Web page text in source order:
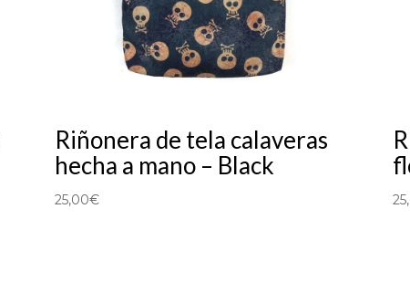
Riñonera de tela calaveras
hecha a mano – Black
25,00€